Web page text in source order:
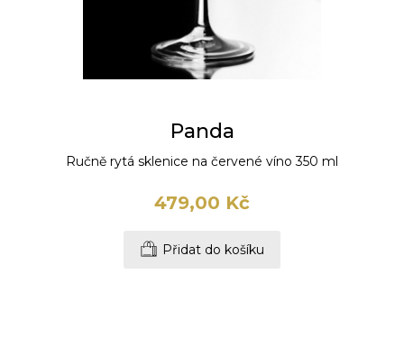
Panda
Ručně rytá sklenice na červené víno 350 ml
479,00 Kč
Přidat do košíku